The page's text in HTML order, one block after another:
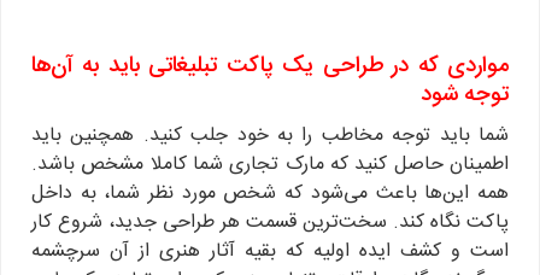
مواردی که در طراحی یک پاکت تبلیغاتی باید به آن‌ها
توجه شود
شما باید توجه مخاطب را به خود جلب کنید. همچنین باید
اطمینان حاصل کنید که مارک تجاری شما کاملا مشخص باشد.
همه این‌ها باعث می‌شود که شخص مورد نظر شما، به داخل
پاکت نگاه کند. سخت‌ترین قسمت هر طراحی جدید، شروع کار
است و کشف ایده اولیه که بقیه آثار هنری از آن سرچشمه